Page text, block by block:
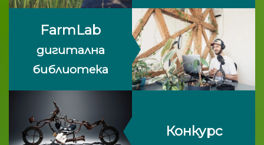
FarmLab
дигитална
библиотека
Конкурс